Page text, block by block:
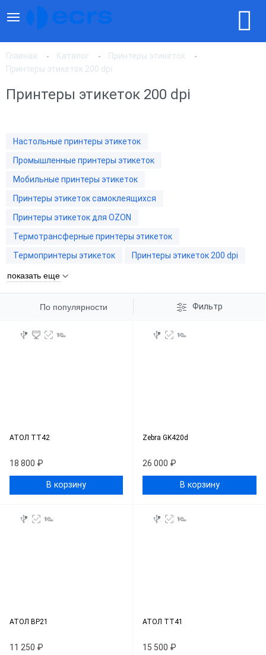
Главная Каталог
Принтеры этикеток
Принтеры этикеток 200 dpi
Принтеры этикеток 200 dpi
Настольные принтеры этикеток
Промышленные принтеры этикеток
Мобильные принтеры этикеток
Принтеры этикеток самоклеящихся
Принтеры этикеток для OZON
Термотрансферные принтеры этикеток
Термопринтеры этикеток
Принтеры этикеток 200 dpi
показать еще
По популярности Фильтр
По популярности
По цене, по возрастанию
По цене, по убыванию
АТОЛ ТТ42
18 800 ₽
В корзину
Zebra GK420d
26 000 ₽
В корзину
АТОЛ BP21
11 250 ₽
АТОЛ ТТ41
15 500 ₽